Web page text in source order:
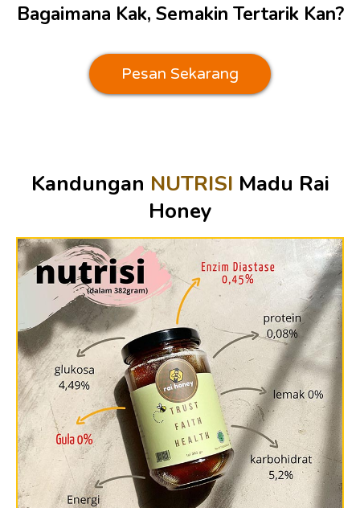
Bagaimana Kak, Semakin Tertarik Kan?
Pesan Sekarang
Kandungan NUTRISI Madu Rai
Honey